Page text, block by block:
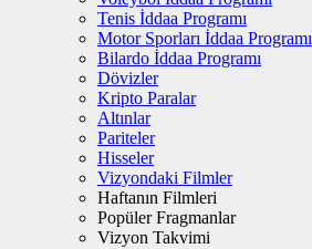
Tenis İddaa Programı
Motor Sporları İddaa Programı
Bilardo İddaa Programı
Dövizler
Kripto Paralar
Altınlar
Pariteler
Hisseler
Vizyondaki Filmler
Haftanın Filmleri
Popüler Fragmanlar
Vizyon Takvimi